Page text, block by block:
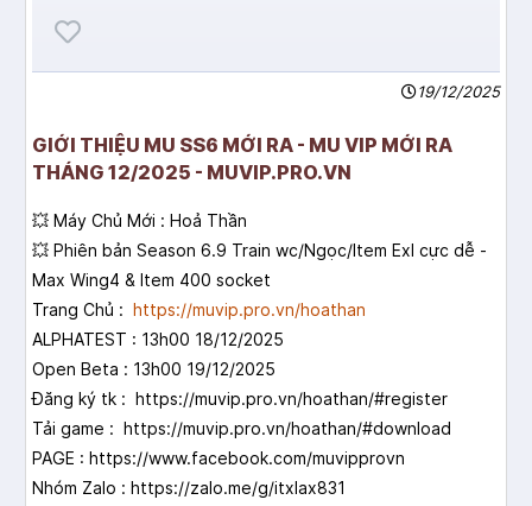
19/12/2025
GIỚI THIỆU MU SS6 MỚI RA - MU VIP MỚI RA
THÁNG 12/2025 - MUVIP.PRO.VN
💥 Máy Chủ Mới : Hoả Thần
💥 Phiên bản Season 6.9 Train wc/Ngọc/Item Exl cực dễ -
Max Wing4 & Item 400 socket
Trang Chủ : https://muvip.pro.vn/hoathan
ALPHATEST : 13h00 18/12/2025
Open Beta : 13h00 19/12/2025
Đăng ký tk : https://muvip.pro.vn/hoathan/#register
Tải game : https://muvip.pro.vn/hoathan/#download
PAGE : https://www.facebook.com/muvipprovn
Nhóm Zalo : https://zalo.me/g/itxlax831